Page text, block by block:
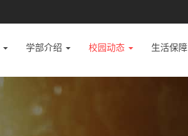
学部介绍 校园动态 生活保障